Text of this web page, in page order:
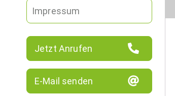
Impressum
Jetzt Anrufen
E-Mail senden